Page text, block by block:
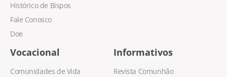
Histórico de Bispos
Fale Conosco
Doe
Vocacional
Comunidades de Vida
Informativos
Revista Comunhão